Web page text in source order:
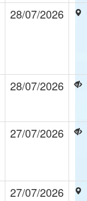
28/07/2026
28/07/2026
27/07/2026
27/07/2026